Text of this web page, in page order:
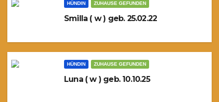
HÜNDIN ZUHAUSE GEFUNDEN
Smilla ( w ) geb. 25.02.22
HÜNDIN ZUHAUSE GEFUNDEN
Luna ( w ) geb. 10.10.25